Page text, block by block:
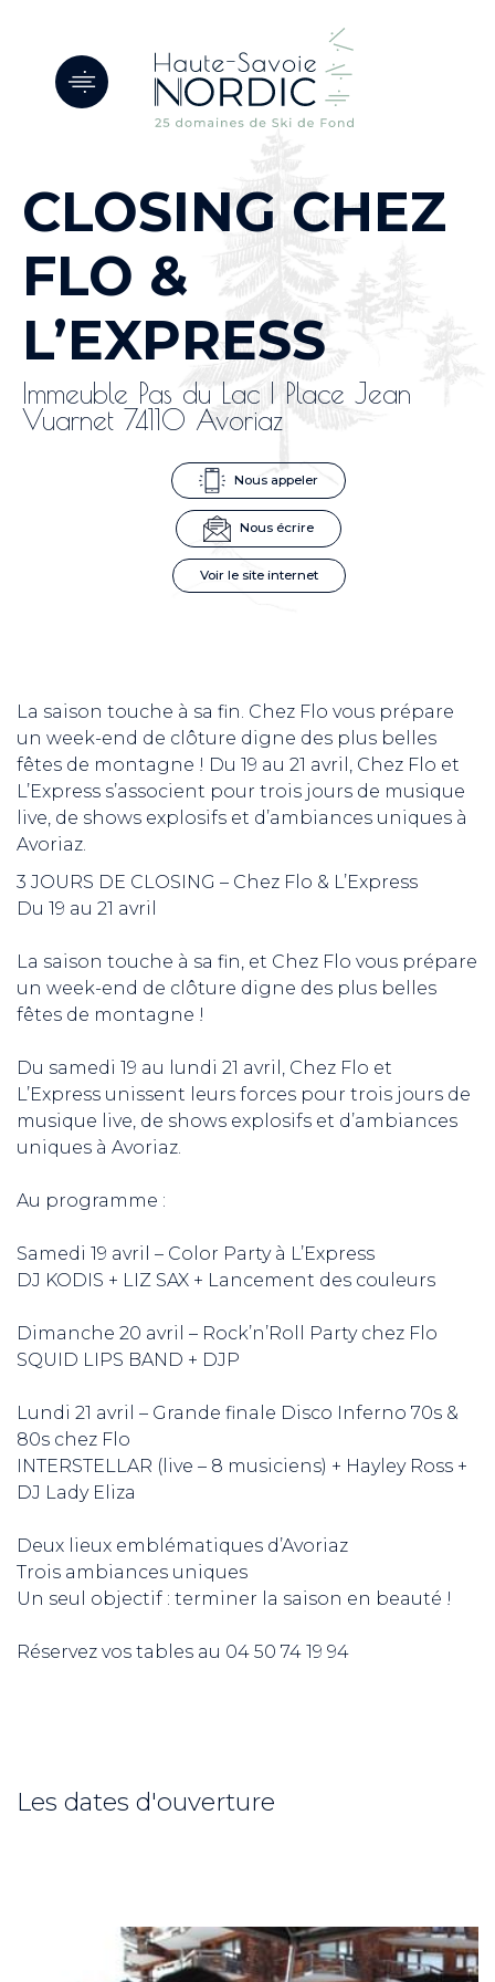
CLOSING CHEZ
FLO &
L’EXPRESS
Immeuble Pas du Lac | Place Jean
Vuarnet 74110 Avoriaz
Nous appeler
Nous écrire
Voir le site internet
La saison touche à sa fin. Chez Flo vous prépare
un week-end de clôture digne des plus belles
fêtes de montagne ! Du 19 au 21 avril, Chez Flo et
L’Express s’associent pour trois jours de musique
live, de shows explosifs et d’ambiances uniques à
Avoriaz.
3 JOURS DE CLOSING – Chez Flo & L’Express
Du 19 au 21 avril
La saison touche à sa fin, et Chez Flo vous prépare
un week-end de clôture digne des plus belles
fêtes de montagne !
Du samedi 19 au lundi 21 avril, Chez Flo et
L’Express unissent leurs forces pour trois jours de
musique live, de shows explosifs et d’ambiances
uniques à Avoriaz.
Au programme :
Samedi 19 avril – Color Party à L’Express
DJ KODIS + LIZ SAX + Lancement des couleurs
Dimanche 20 avril – Rock’n’Roll Party chez Flo
SQUID LIPS BAND + DJP
Lundi 21 avril – Grande finale Disco Inferno 70s &
80s chez Flo
INTERSTELLAR (live – 8 musiciens) + Hayley Ross +
DJ Lady Eliza
Deux lieux emblématiques d’Avoriaz
Trois ambiances uniques
Un seul objectif : terminer la saison en beauté !
Réservez vos tables au 04 50 74 19 94
Les dates d'ouverture